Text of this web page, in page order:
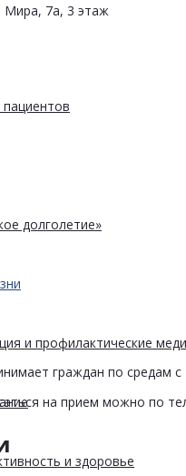
долголетие»
и профилактические
и здоровье
Мира, 7а, 3 этаж
граждан по средам с
на прием можно по